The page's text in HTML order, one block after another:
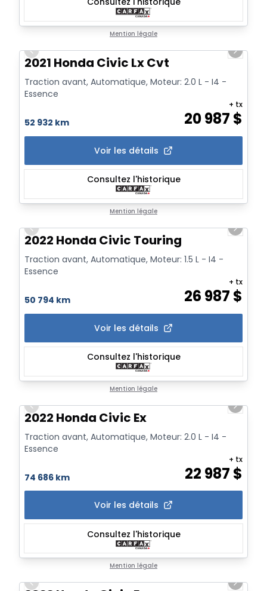
Mention légale
Previous slide
Next
2021 Honda Civic Lx Cvt
Traction avant, Automatique, Moteur: 2.0 L - I4 -
Essence
52 932 km 20 987 $
+ tx
Voir les détails
Consultez l'historique
Mention légale
Previous slide
Next
2022 Honda Civic Touring
Traction avant, Automatique, Moteur: 1.5 L - I4 -
Essence
50 794 km 26 987 $
+ tx
Voir les détails
Consultez l'historique
Mention légale
Previous slide
Next
2022 Honda Civic Ex
Traction avant, Automatique, Moteur: 2.0 L - I4 -
Essence
74 686 km 22 987 $
+ tx
Voir les détails
Consultez l'historique
Mention légale
Previous slide
Next